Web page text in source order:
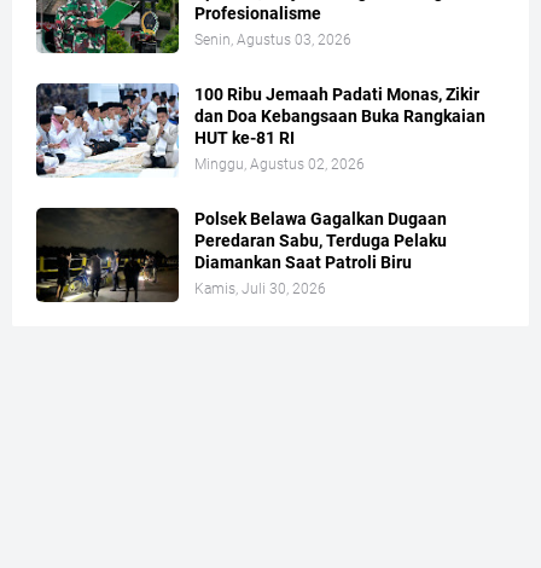
Profesionalisme
Senin, Agustus 03, 2026
100 Ribu Jemaah Padati Monas, Zikir
dan Doa Kebangsaan Buka Rangkaian
HUT ke-81 RI
Minggu, Agustus 02, 2026
Polsek Belawa Gagalkan Dugaan
Peredaran Sabu, Terduga Pelaku
Diamankan Saat Patroli Biru
Kamis, Juli 30, 2026